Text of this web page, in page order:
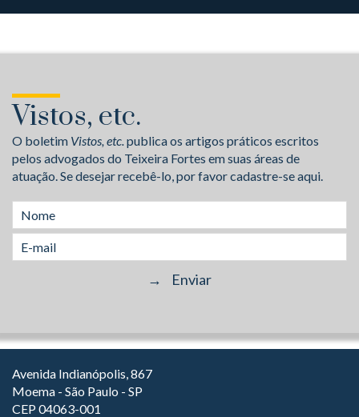
Vistos, etc.
O boletim Vistos, etc.publica os artigos práticos escritos
pelos advogados do Teixeira Fortes em suas áreas de
atuação. Se desejar recebê-lo, por favor cadastre-se aqui.
Avenida Indianópolis, 867
Moema - São Paulo - SP
CEP 04063-001